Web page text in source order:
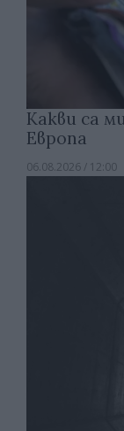
Какви са
Европа
06.08.2026 / 12:00